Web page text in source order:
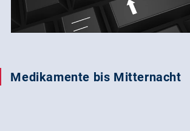
Medikamente bis Mitternacht